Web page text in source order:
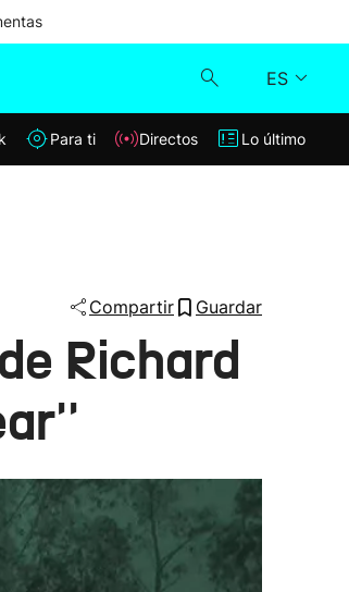
ES
Klisk
Lo último
Para ti Directos Lo último
Compartir Guardar
Richard